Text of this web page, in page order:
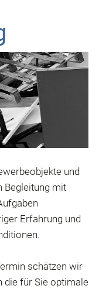
und
Begleitung mit
Erfahrung und
schätzen wir
die für Sie optimale